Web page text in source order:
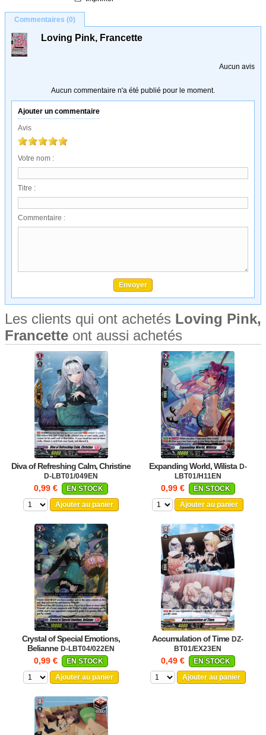
Commentaires (0)
Loving Pink, Francette
Aucun avis
Aucun commentaire n'a été publié pour le moment.
Ajouter un commentaire
Avis
Votre nom :
Titre :
Commentaire :
Les clients qui ont achetés Loving Pink,
Francette ont aussi achetés
Diva of Refreshing Calm, Christine
D-LBT01/049EN
0,99 €
EN STOCK
Ajouter au panier
Expanding World, Wilista D-
LBT01/H11EN
0,99 €
EN STOCK
Ajouter au panier
Crystal of Special Emotions,
Belianne D-LBT04/022EN
0,99 €
EN STOCK
Ajouter au panier
Accumulation of Time DZ-
BT01/EX23EN
0,49 €
EN STOCK
Ajouter au panier